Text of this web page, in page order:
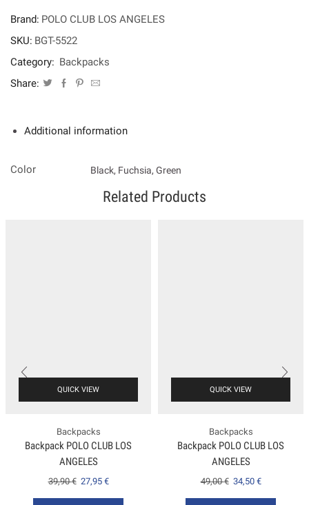
LOS
ANGELES
Brand: POLO CLUB LOS ANGELES
SKU: BGT-5522
Category: Backpacks
Share:
Additional information
Color Black, Fuchsia, Green
Related Products
QUICK VIEW
Backpacks
Backpack POLO CLUB LOS
ANGELES
39,90€ 27,95 €
QUICK VIEW
Backpacks
Backpack POLO CLUB LOS
ANGELES
49,00€ 34,50 €